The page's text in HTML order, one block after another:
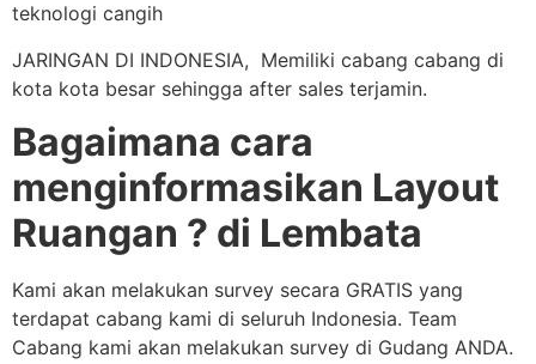
teknologi cangih
JARINGAN DI INDONESIA, Memiliki cabang cabang di
kota kota besar sehingga after sales terjamin.
Bagaimana cara
menginformasikan Layout
Ruangan ? di Lembata
Kami akan melakukan survey secara GRATIS yang
terdapat cabang kami di seluruh Indonesia. Team
Cabang kami akan melakukan survey di Gudang ANDA.